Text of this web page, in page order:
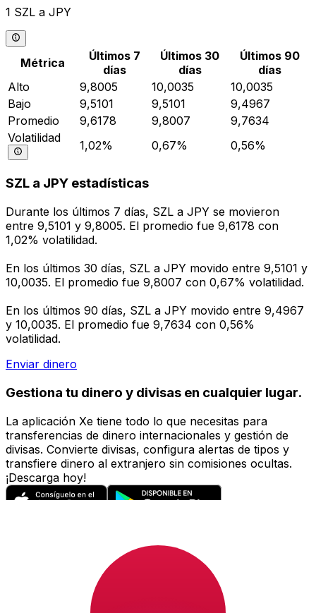
1 SZL a JPY
Métrica
Últimos 7
días
Últimos 30
días
Últimos 90
días
Alto
9,8005 10,0035
10,0035
Bajo
9,5101 9,5101
9,4967
Promedio
9,6178 9,8007
9,7634
Volatilidad
1,02% 0,67% 0,56%
SZL a JPY estadísticas
Durante los últimos 7 días, SZL a JPY se movieron
entre 9,5101 y 9,8005. El promedio fue 9,6178 con
1,02% volatilidad.
En los últimos 30 días, SZL a JPY movido entre 9,5101 y
10,0035. El promedio fue 9,8007 con 0,67% volatilidad.
En los últimos 90 días, SZL a JPY movido entre 9,4967
y 10,0035. El promedio fue 9,7634 con 0,56%
volatilidad.
Enviar dinero
Gestiona tu dinero y divisas en cualquier lugar.
La aplicación Xe tiene todo lo que necesitas para
transferencias de dinero internacionales y gestión de
divisas. Convierte divisas, configura alertas de tipos y
transfiere dinero al extranjero sin comisiones ocultas.
¡Descarga hoy!